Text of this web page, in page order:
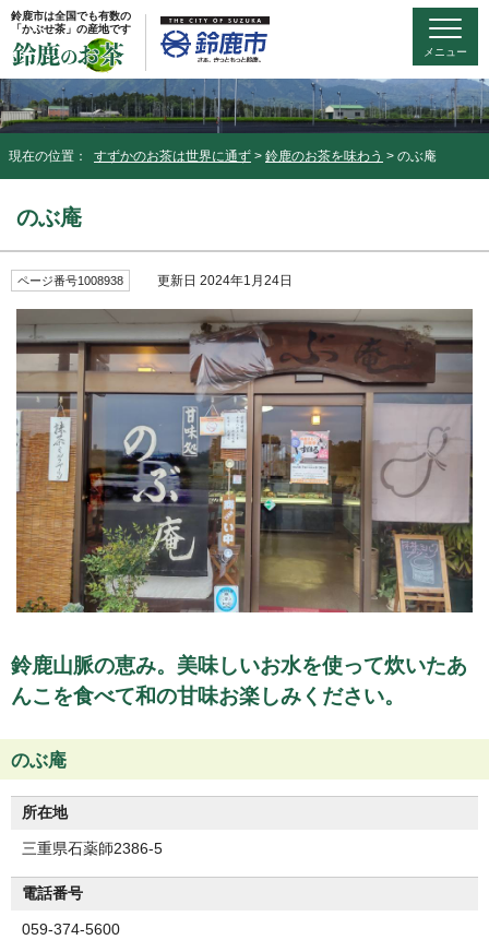
鈴鹿市は全国でも有数の
「かぶせ茶」の産地です
メニュー
現在の位置： すずかのお茶は世界に通ず > 鈴鹿のお茶を味わう > のぶ庵
のぶ庵
ページ番号1008938 更新日 2024年1月24日
鈴鹿山脈の恵み。美味しいお水を使って炊いたあ
んこを食べて和の甘味お楽しみください。
のぶ庵
所在地
三重県石薬師2386-5
電話番号
059-374-5600